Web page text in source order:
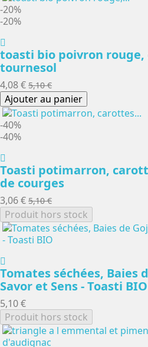
-20%
-20%
toasti bio poivron
tournesol
4,08 € 5,10 €
Ajouter au panier
-40%
-40%
Toasti potimarron,
de courges
3,06 € 5,10 €
Produit hors stock
Tomates séchées, Baies
Savor et Sens - Toasti BIO
5,10 €
Produit hors stock